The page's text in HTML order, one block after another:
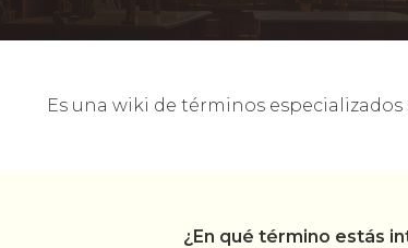
Es una wiki de términos
¿En qué término estás